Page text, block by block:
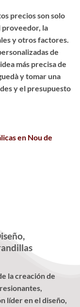
precios son solo
proveedor, la
y otros factores.
de
más precisa de
y tomar una
y el presupuesto
en Nou de
la creación de
líder en el diseño,